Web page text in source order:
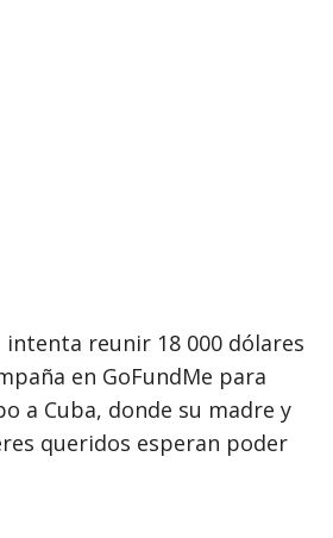
intenta reunir 18 000 dólares
en GoFundMe para
a Cuba, donde su madre y
queridos esperan poder